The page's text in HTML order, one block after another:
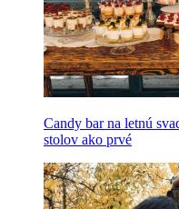
Candy bar na letnú
stolov ako prvé